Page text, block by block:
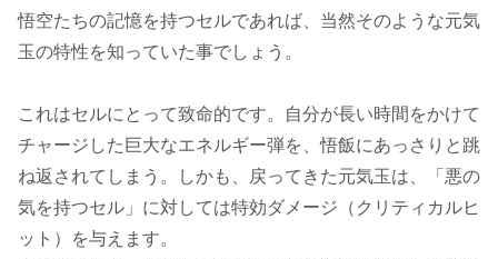
悟空たちの記憶を持つセルであれば、当然そのような元気
玉の特性を知っていた事でしょう。
これはセルにとって致命的です。自分が長い時間をかけて
チャージした巨大なエネルギー弾を、悟飯にあっさりと跳
ね返されてしまう。しかも、戻ってきた元気玉は、「悪の
気を持つセル」に対しては特効ダメージ（クリティカルヒ
ット）を与えます。